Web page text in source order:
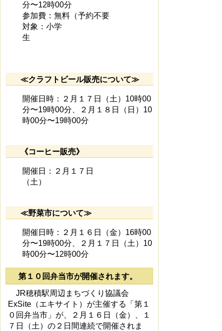
分〜12時00分
参加費：無料（予約不要
対象：小学
生
≪クラフトビール販売について≫
開催日時：２月１７日（土）10時00
分〜19時00分、２月１８日（日）10
時00分〜19時00分
《コーヒー販売》
開催日：２月１７日
（土）
≪野菜市について≫
開催日時：２月１６日（金）16時00
分〜19時00分、２月１７日（土）10
時00分〜12時00分
第１０回弁当市が開催されます。
JR穂積駅周辺まちづくり協議会
ExSite（エキサイト）が主催する「第１
０回弁当市」が、２月１６日（金）、１
７日（土）の２日間連続で開催されま